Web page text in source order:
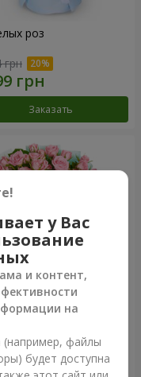
роз
грн
Заказать
"Баллада о
грн
у Вас
и контент,
на
файлы
будет доступна